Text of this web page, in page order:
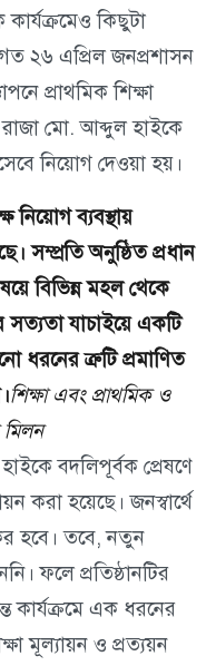
কিছুটা
গত ২৬ এপ্রিল জনপ্রশাসন
প্রাথমিক শিক্ষা
রাজা মো. আব্দুল হাইকে
নিয়োগ দেওয়া হয়।
নিয়োগ ব্যবস্থায়
সম্প্রতি অনুষ্ঠিত প্রধান
বিভিন্ন মহল থেকে
যাচাইয়ে একটি
ধরনের ত্রুটি প্রমাণিত
শিক্ষা এবং প্রাথমিক ও
বদলিপূর্বক প্রেষণে
করা হয়েছে। জনস্বার্থে
হবে। তবে, নতুন
ফলে প্রতিষ্ঠানটির
কার্যক্রমে এক ধরনের
মূল্যায়ন ও প্রত্যয়ন